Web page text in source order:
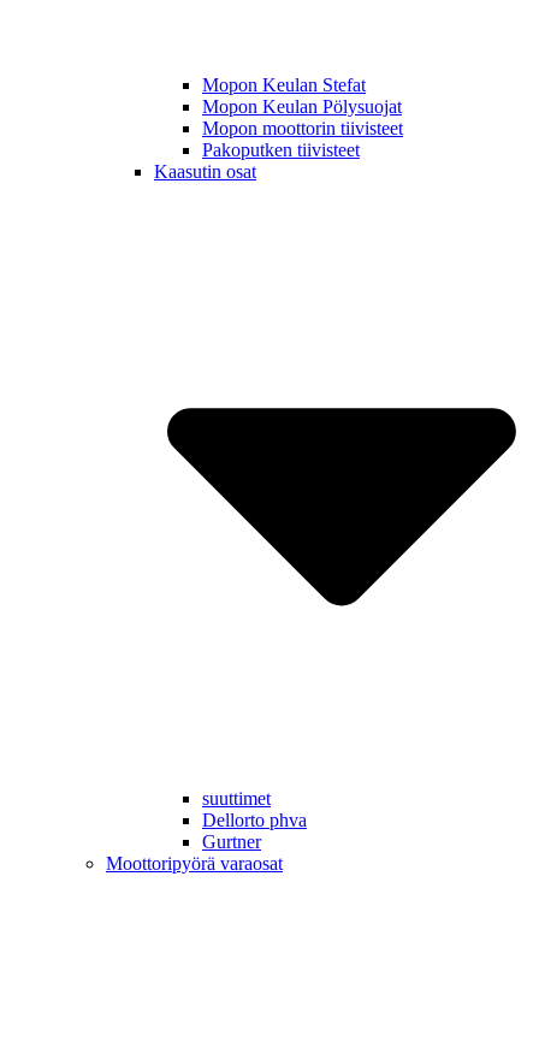
Mopon Keulan Stefat
Mopon Keulan Pölysuojat
Mopon moottorin tiivisteet
Pakoputken tiivisteet
Kaasutin osat
suuttimet
Dellorto phva
Gurtner
Moottoripyörä varaosat